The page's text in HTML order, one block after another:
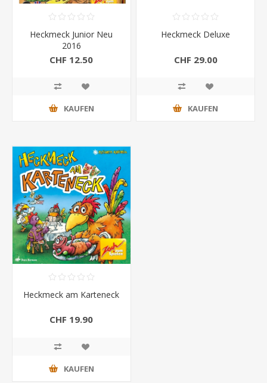
Heckmeck Junior Neu
2016
CHF 12.50
KAUFEN
Heckmeck Deluxe
CHF 29.00
KAUFEN
Heckmeck am Karteneck
CHF 19.90
KAUFEN